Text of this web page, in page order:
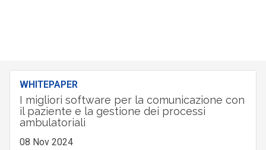
WHITEPAPER
I migliori software per la comunicazione con
il paziente e la gestione dei processi
ambulatoriali
08 Nov 2024